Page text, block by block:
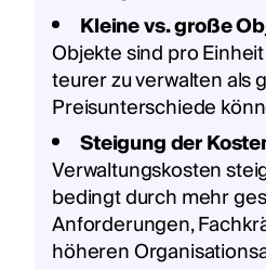
Kleine vs. große
Objekte sind pro
teurer zu verwalten als
Preisunterschiede
Steigung der
Verwaltungskosten
bedingt durch mehr
Anforderungen,
höheren